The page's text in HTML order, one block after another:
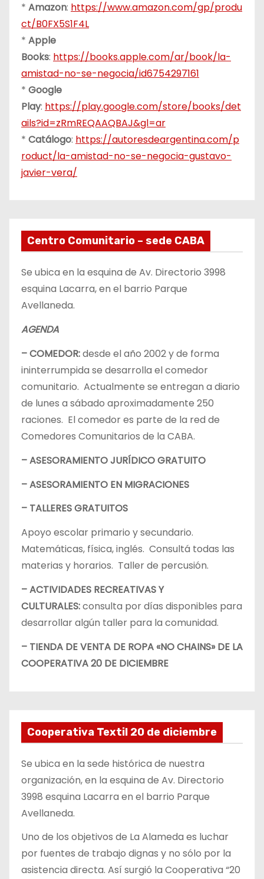
* Amazon: https://www.amazon.com/gp/produ
ct/B0FX5S1F4L
* Apple
Books: https://books.apple.com/ar/book/la-
amistad-no-se-negocia/id6754297161
* Google
Play: https://play.google.com/store/books/det
ails?id=zRmREQAAQBAJ&gl=ar
* Catálogo: https://autoresdeargentina.com/p
roduct/la-amistad-no-se-negocia-gustavo-
javier-vera/
Centro Comunitario – sede CABA
Se ubica en la esquina de Av. Directorio 3998
esquina Lacarra, en el barrio Parque
Avellaneda.
AGENDA
– COMEDOR:desde el año 2002 y de forma
ininterrumpida se desarrolla el comedor
comunitario. Actualmente se entregan a diario
de lunes a sábado aproximadamente 250
raciones. El comedor es parte de la red de
Comedores Comunitarios de la CABA.
– ASESORAMIENTO JURÍDICO GRATUITO
– ASESORAMIENTO EN MIGRACIONES
– TALLERES GRATUITOS
Apoyo escolar primario y secundario.
Matemáticas, física, inglés. Consultá todas las
materias y horarios. Taller de percusión.
– ACTIVIDADES RECREATIVAS Y
CULTURALES:consulta por días disponibles para
desarrollar algún taller para la comunidad.
– TIENDA DE VENTA DE ROPA «NO CHAINS» DE LA
COOPERATIVA 20 DE DICIEMBRE
Cooperativa Textil 20 de diciembre
Se ubica en la sede histórica de nuestra
organización, en la esquina de Av. Directorio
3998 esquina Lacarra en el barrio Parque
Avellaneda.
Uno de los objetivos de La Alameda es luchar
por fuentes de trabajo dignas y no sólo por la
asistencia directa. Así surgió la Cooperativa “20